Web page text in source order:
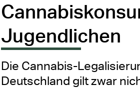
Jugendlichen
Die Cannabis-
Deutschland gilt zwar